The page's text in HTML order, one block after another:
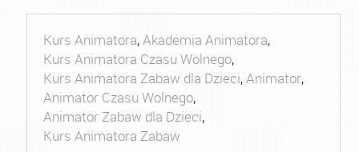
Kurs Animatora,Akademia Animatora,
Kurs Animatora Czasu Wolnego,
Kurs Animatora Zabaw dla Dzieci,Animator,
Animator Czasu Wolnego,
Animator Zabaw dla Dzieci,
Kurs Animatora Zabaw